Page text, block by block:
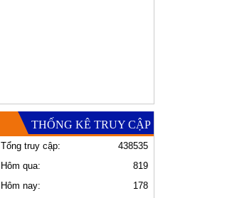
THỐNG KÊ TRUY CẬP
438535
Tổng truy cập:
819
Hôm qua:
178
Hôm nay: